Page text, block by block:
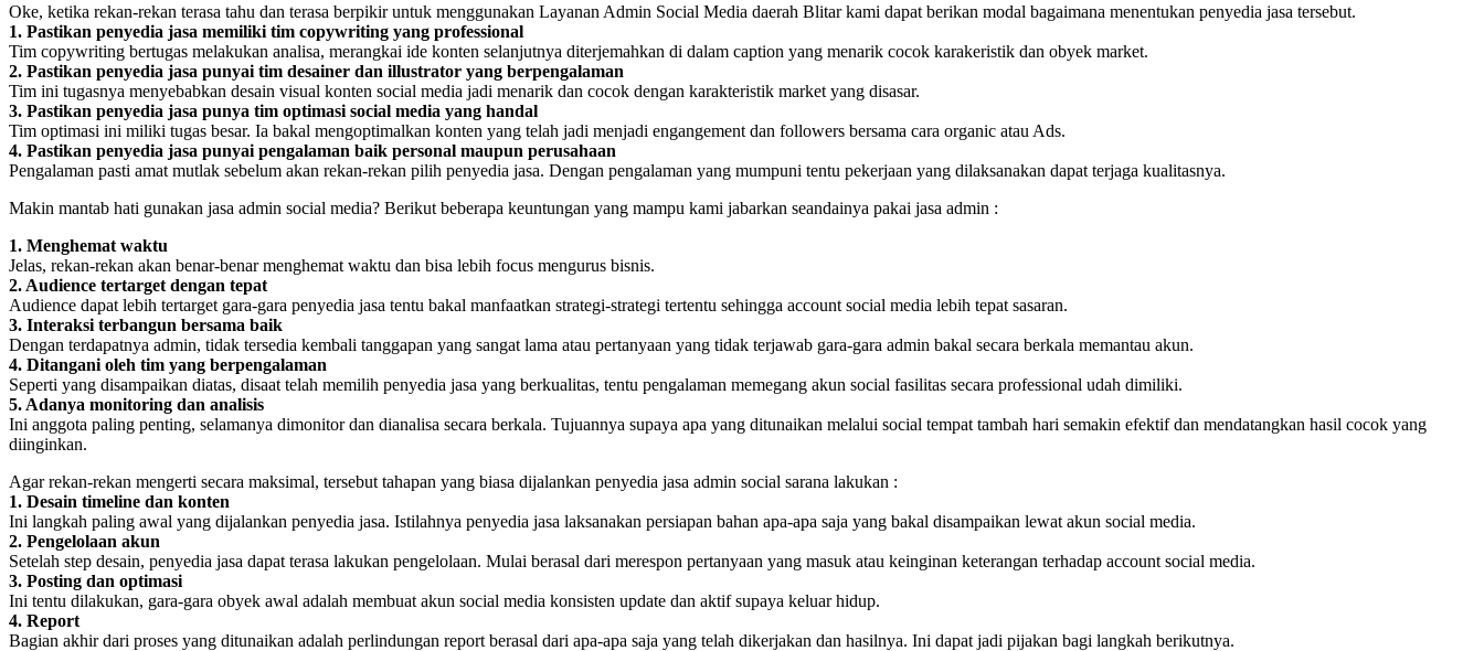
Oke, ketika rekan-rekan terasa tahu dan terasa berpikir untuk menggunakan Layanan Admin Social Media daerah Blitar kami dapat berikan modal bagaimana menentukan penyedia jasa tersebut.
1. Pastikan penyedia jasa memiliki tim copywriting yang professional
Tim copywriting bertugas melakukan analisa, merangkai ide konten selanjutnya diterjemahkan di dalam caption yang menarik cocok karakeristik dan obyek market.
2. Pastikan penyedia jasa punyai tim desainer dan illustrator yang berpengalaman
Tim ini tugasnya menyebabkan desain visual konten social media jadi menarik dan cocok dengan karakteristik market yang disasar.
3. Pastikan penyedia jasa punya tim optimasi social media yang handal
Tim optimasi ini miliki tugas besar. Ia bakal mengoptimalkan konten yang telah jadi menjadi engangement dan followers bersama cara organic atau Ads.
4. Pastikan penyedia jasa punyai pengalaman baik personal maupun perusahaan
Pengalaman pasti amat mutlak sebelum akan rekan-rekan pilih penyedia jasa. Dengan pengalaman yang mumpuni tentu pekerjaan yang dilaksanakan dapat terjaga kualitasnya.
Makin mantab hati gunakan jasa admin social media? Berikut beberapa keuntungan yang mampu kami jabarkan seandainya pakai jasa admin :
1. Menghemat waktu
Jelas, rekan-rekan akan benar-benar menghemat waktu dan bisa lebih focus mengurus bisnis.
2. Audience tertarget dengan tepat
Audience dapat lebih tertarget gara-gara penyedia jasa tentu bakal manfaatkan strategi-strategi tertentu sehingga account social media lebih tepat sasaran.
3. Interaksi terbangun bersama baik
Dengan terdapatnya admin, tidak tersedia kembali tanggapan yang sangat lama atau pertanyaan yang tidak terjawab gara-gara admin bakal secara berkala memantau akun.
4. Ditangani oleh tim yang berpengalaman
Seperti yang disampaikan diatas, disaat telah memilih penyedia jasa yang berkualitas, tentu pengalaman memegang akun social fasilitas secara professional udah dimiliki.
5. Adanya monitoring dan analisis
Ini anggota paling penting, selamanya dimonitor dan dianalisa secara berkala. Tujuannya supaya apa yang ditunaikan melalui social tempat tambah hari semakin efektif dan mendatangkan hasil cocok yang
diinginkan.
Agar rekan-rekan mengerti secara maksimal, tersebut tahapan yang biasa dijalankan penyedia jasa admin social sarana lakukan :
1. Desain timeline dan konten
Ini langkah paling awal yang dijalankan penyedia jasa. Istilahnya penyedia jasa laksanakan persiapan bahan apa-apa saja yang bakal disampaikan lewat akun social media.
2. Pengelolaan akun
Setelah step desain, penyedia jasa dapat terasa lakukan pengelolaan. Mulai berasal dari merespon pertanyaan yang masuk atau keinginan keterangan terhadap account social media.
3. Posting dan optimasi
Ini tentu dilakukan, gara-gara obyek awal adalah membuat akun social media konsisten update dan aktif supaya keluar hidup.
4. Report
Bagian akhir dari proses yang ditunaikan adalah perlindungan report berasal dari apa-apa saja yang telah dikerjakan dan hasilnya. Ini dapat jadi pijakan bagi langkah berikutnya.